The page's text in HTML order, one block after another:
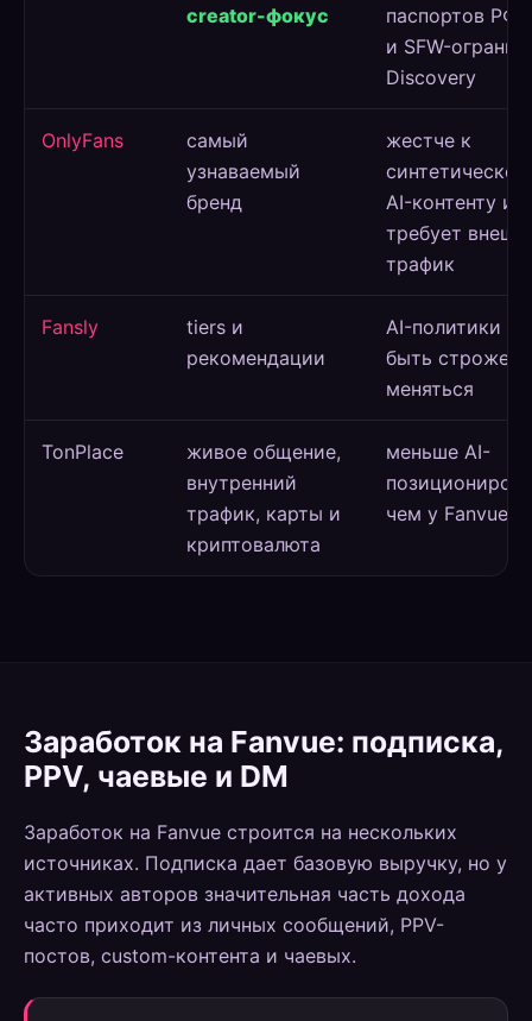
creator-фокус
паспортов
и SFW-
Discovery
OnlyFans
самый
узнаваемый
бренд
жестче к
AI-контенту и
требует
трафик
Fansly
tiers и
рекомендации
AI-политики
быть строже и
меняться
TonPlace
живое общение,
внутренний
трафик, карты и
криптовалюта
меньше AI-
чем у Fanvue
Заработок на Fanvue: подписка,
PPV, чаевые и DM
Заработок на Fanvue строится на нескольких
источниках. Подписка дает базовую выручку, но у
активных авторов значительная часть дохода
часто приходит из личных сообщений, PPV-
постов, custom-контента и чаевых.